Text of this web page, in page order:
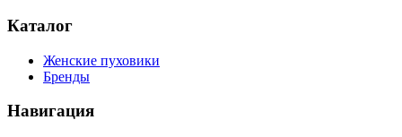
Каталог
Женские пуховики
Бренды
Навигация